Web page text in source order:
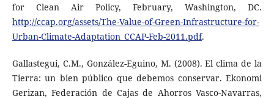
for Clean Air Policy, February, Washington, DC.
http://ccap.org/assets/The-Value-of-Green-Infrastructure-for-
Urban-Climate-Adaptation_CCAP-Feb-2011.pdf.
Gallastegui, C.M., González-Eguino, M. (2008). El clima de la
Tierra: un bien público que debemos conservar. Ekonomi
Gerizan, Federación de Cajas de Ahorros Vasco-Navarras,